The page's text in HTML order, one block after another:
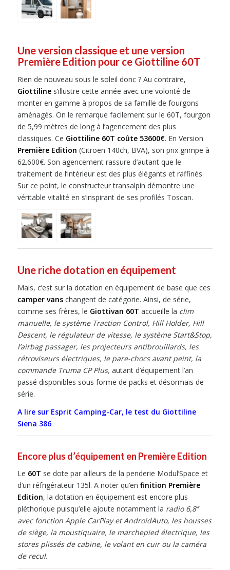
Une version classique et une version
Première Edition pour ce Giottiline 60T
Rien de nouveau sous le soleil donc ? Au contraire,
Giottilines’illustre cette année avec une volonté de
monter en gamme à propos de sa famille de fourgons
aménagés. On le remarque facilement sur le 60T, fourgon
de 5,99 mètres de long à l’agencement des plus
classiques. Ce Giottiline 60T coûte 53600€. En Version
Première Edition (Citroën 140ch, BVA), son prix grimpe à
62.600€. Son agencement rassure d’autant que le
traitement de l’intérieur est des plus élégants et raffinés.
Sur ce point, le constructeur transalpin démontre une
véritable vitalité en s’inspirant de ses profilés Toscan.
Une riche dotation en équipement
Mais, c’est sur la dotation en équipement de base que ces
camper vanschangent de catégorie. Ainsi, de série,
comme ses frères, le Giottivan 60T accueille la clim
manuelle, le système Traction Control, Hill Holder, Hill
Descent, le régulateur de vitesse, le système Start&Stop,
l’airbag passager, les projecteurs antibrouillards, les
rétroviseurs électriques, le pare-chocs avant peint, la
commande Truma CP Plus, autant d’équipement l’an
passé disponibles sous forme de packs et désormais de
série.
A lire sur Esprit Camping-Car, le test du Giottiline
Siena 386
Encore plus d’équipement en Première Edition
Le 60T se dote par ailleurs de la penderie Modul’Space et
d’un réfrigérateur 135l. A noter qu’en finition Première
Edition, la dotation en équipement est encore plus
pléthorique puisqu’elle ajoute notamment la radio 6,8’’
avec fonction Apple CarPlay et AndroidAuto, les housses
de siège, la moustiquaire, le marchepied électrique, les
stores plissés de cabine, le volant en cuir ou la caméra
de recul.